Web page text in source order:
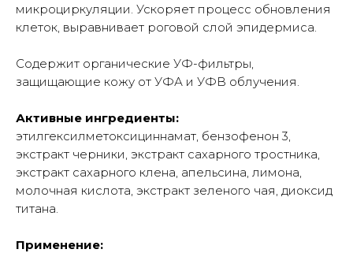
микроциркуляции. Ускоряет процесс обновления
клеток, выравнивает роговой слой эпидермиса.
Содержит органические УФ-фильтры,
защищающие кожу от УФА и УФВ облучения.
Активные ингредиенты:
этилгексилметоксициннамат, бензофенон 3,
экстракт черники, экстракт сахарного тростника,
экстракт сахарного клена, апельсина, лимона,
молочная кислота, экстракт зеленого чая, диоксид
титана.
Применение: